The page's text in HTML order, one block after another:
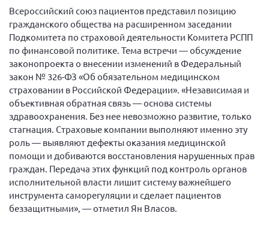
Главный бухгалтер Жаворонкова Г.М.
Конференция ОООИБРС 2026
Конференция ОООИБРС 2025
Экспертный совет ОООИБРС 2025
Конференция ОООИБРС 2024
Конференция ОООИБРС 2023
Конференция ОООИБРС 2022
Конференция ОООИБРС 2021
Конференция ВСЭ 2021
Конференция ОООИБРС 2020
Документы съездов
Всероссийский союз пациентов представил позицию
гражданского общества на расширенном заседании
Подкомитета по страховой деятельности Комитета РСПП
по финансовой политике. Тема встречи — обсуждение
законопроекта о внесении изменений в Федеральный
закон № 326-ФЗ «Об обязательном медицинском
страховании в Российской Федерации». «Независимая и
объективная обратная связь — основа системы
здравоохранения. Без нее невозможно развитие, только
стагнация. Страховые компании выполняют именно эту
роль — выявляют дефекты оказания медицинской
помощи и добиваются восстановления нарушенных прав
граждан. Передача этих функций под контроль органов
исполнительной власти лишит систему важнейшего
инструмента саморегуляции и сделает пациентов
беззащитными», — отметил Ян Власов.